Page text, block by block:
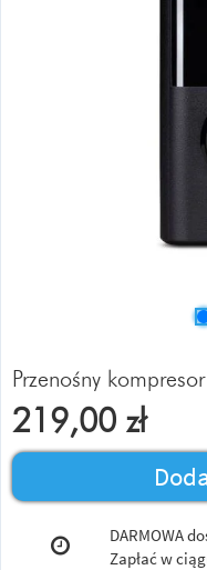
Przenośny
219,00 zł
DARMOWA
Zapłać w